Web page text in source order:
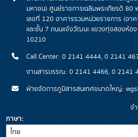
มหาชน) ศูนย์ราชการเฉลิมพระเกียรติ
เลขที่ 120 อาคารรวมหน่วยราชการ (อา
และชั้น 7 ถนนแจ้งวัฒนะ แขวงทุ่งสองห้อ
10210
Call Center: 0 2141 4444, 0 2141
งานสารบรรณ: 0 2141 4466, 0 2141
ฝ่ายจัดการภูมิสารสนเทศขนาดใหญ่:
จ
ภาษา